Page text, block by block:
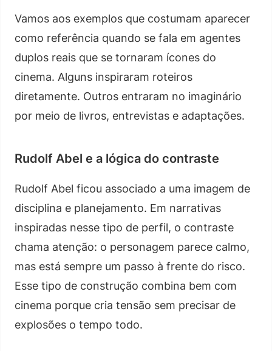
Vamos aos exemplos que costumam aparecer
como referência quando se fala em agentes
duplos reais que se tornaram ícones do
cinema. Alguns inspiraram roteiros
diretamente. Outros entraram no imaginário
por meio de livros, entrevistas e adaptações.
Rudolf Abel e a lógica do contraste
Rudolf Abel ficou associado a uma imagem de
disciplina e planejamento. Em narrativas
inspiradas nesse tipo de perfil, o contraste
chama atenção: o personagem parece calmo,
mas está sempre um passo à frente do risco.
Esse tipo de construção combina bem com
cinema porque cria tensão sem precisar de
explosões o tempo todo.